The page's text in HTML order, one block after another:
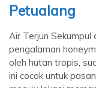
Petualang
Air Terjun
pengalaman
oleh hutan tropis,
ini cocok untuk